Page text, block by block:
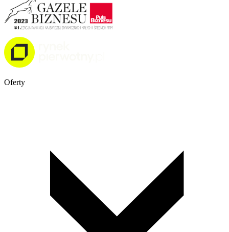
Oferty